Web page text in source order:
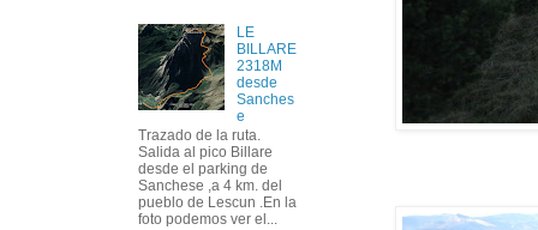
LE
BILLARE
2318M
desde
Sanches
e
Trazado de la ruta.
Salida al pico Billare
desde el parking de
Sanchese ,a 4 km. del
pueblo de Lescun .En la
foto podemos ver el...